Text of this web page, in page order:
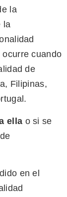
la
la
cuando
de
Filipinas,
ella o si se
en el